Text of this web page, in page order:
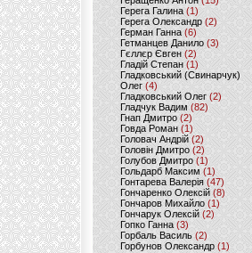
Герега Галина (1)
Герега Олександр (2)
Герман Ганна (6)
Гетманцев Данило (3)
Гєллєр Євген (2)
Гладій Степан(1)
Гладковський (Свинарчук)
Олег (4)
Гладковський Олег (2)
Гладчук Вадим (82)
Гнап Дмитро (2)
Говда Роман(1)
Головач Андрій (2)
Головін Дмитро (2)
Голубов Дмитро (1)
Гольдарб Максим(1)
Гонтарева Валерія (47)
Гончаренко Олексій(8)
Гончаров Михайло (1)
Гончарук Олексій (2)
Гопко Ганна (3)
Горбаль Василь (2)
Горбунов Олександр (1)